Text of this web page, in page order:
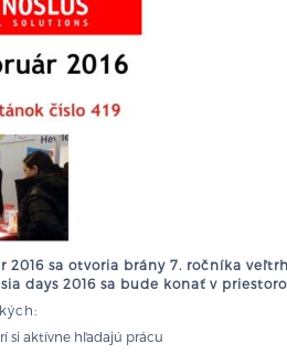
2016 sa otvoria brány 7. ročníka
days 2016 sa bude konať v
si aktívne hľadajú prácu